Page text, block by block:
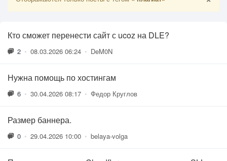
Кто сможет перенести сайт с ucoz на DLE?
2 • 08.03.2026 06:24 • DeM0N
Нужна помощь по хостингам
6 • 30.04.2026 08:17 • Федор Круглов
Размер баннера.
0 • 29.04.2026 10:00 • belaya-volga